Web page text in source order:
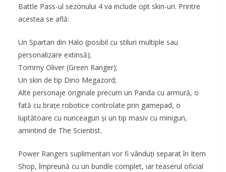
Battle Pass-ul sezonului 4 va include opt skin-uri. Printre
acestea se află:
Un Spartan din Halo (posibil cu stiluri multiple sau
personalizare extinsă);
Tommy Oliver (Green Ranger);
Un skin de tip Dino Megazord;
Alte personaje originale precum un Panda cu armură, o
fată cu brațe robotice controlate prin gamepad, o
luptătoare cu nunceaguri și un tip masiv cu minigun,
amintind de The Scientist.
Power Rangers suplimentari vor fi vânduți separat în Item
Shop, împreună cu un bundle complet, iar teaserul oficial